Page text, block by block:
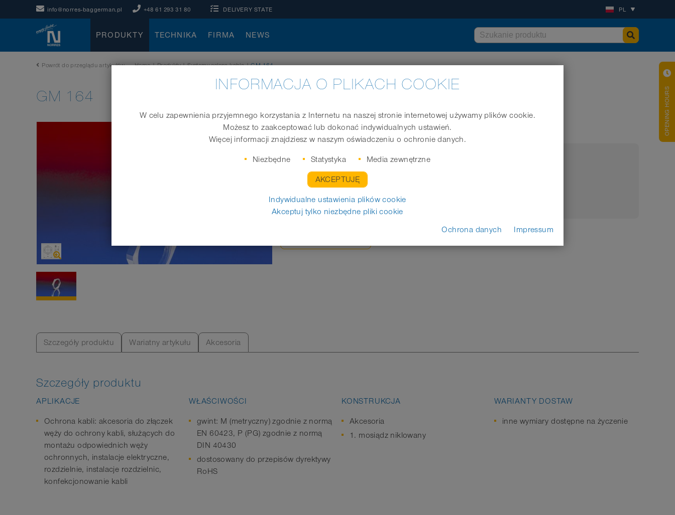
info@norres-baggerman.pl +48 61 293 31 80 DELIVERY STATE PL
PRODUKTY TECHNIKA FIRMA NEWS
Powrót do przeglądu artykułów Home | Produkty | Systemy oslona kabla | GM 164
GM 164
Kontrnakrętka metalowa
Nr zam.
ZAPYTANIE
Szczegóły produktu Wariatny artykułu Akcesoria
Szczegóły produktu
APLIKACJE
Ochrona kabli: akcesoria do złączek
węży do ochrony kabli, służących do
montażu odpowiednich węży
ochronnych, instalacje elektryczne,
rozdzielnie, instalacje rozdzielnic,
konfekcjonowanie kabli
WŁAŚCIWOŚCI
gwint: M (metryczny) zgodnie z normą
EN 60423, P (PG) zgodnie z normą
DIN 40430
dostosowany do przepisów dyrektywy
RoHS
KONSTRUKCJA
Akcesoria
1. mosiądz niklowany
WARIANTY DOSTAW
inne wymiary dostępne na życzenie
OPENING HOURS
INFORMACJA O PLIKACH COOKIE
W celu zapewnienia przyjemnego korzystania z Internetu na naszej stronie internetowej używamy plików cookie.
Możesz to zaakceptować lub dokonać indywidualnych ustawień.
Więcej informacji znajdziesz w naszym oświadczeniu o ochronie danych.
Niezbędne Statystyka Media zewnętrzne
AKCEPTUJĘ
Indywidualne ustawienia plików cookie
Akceptuj tylko niezbędne pliki cookie
Ochrona danych
Impressum